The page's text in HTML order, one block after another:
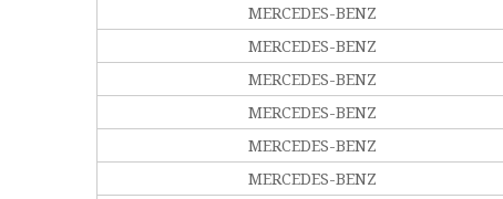
MERCEDES-BENZ
MERCEDES-BENZ
MERCEDES-BENZ
MERCEDES-BENZ
MERCEDES-BENZ
MERCEDES-BENZ